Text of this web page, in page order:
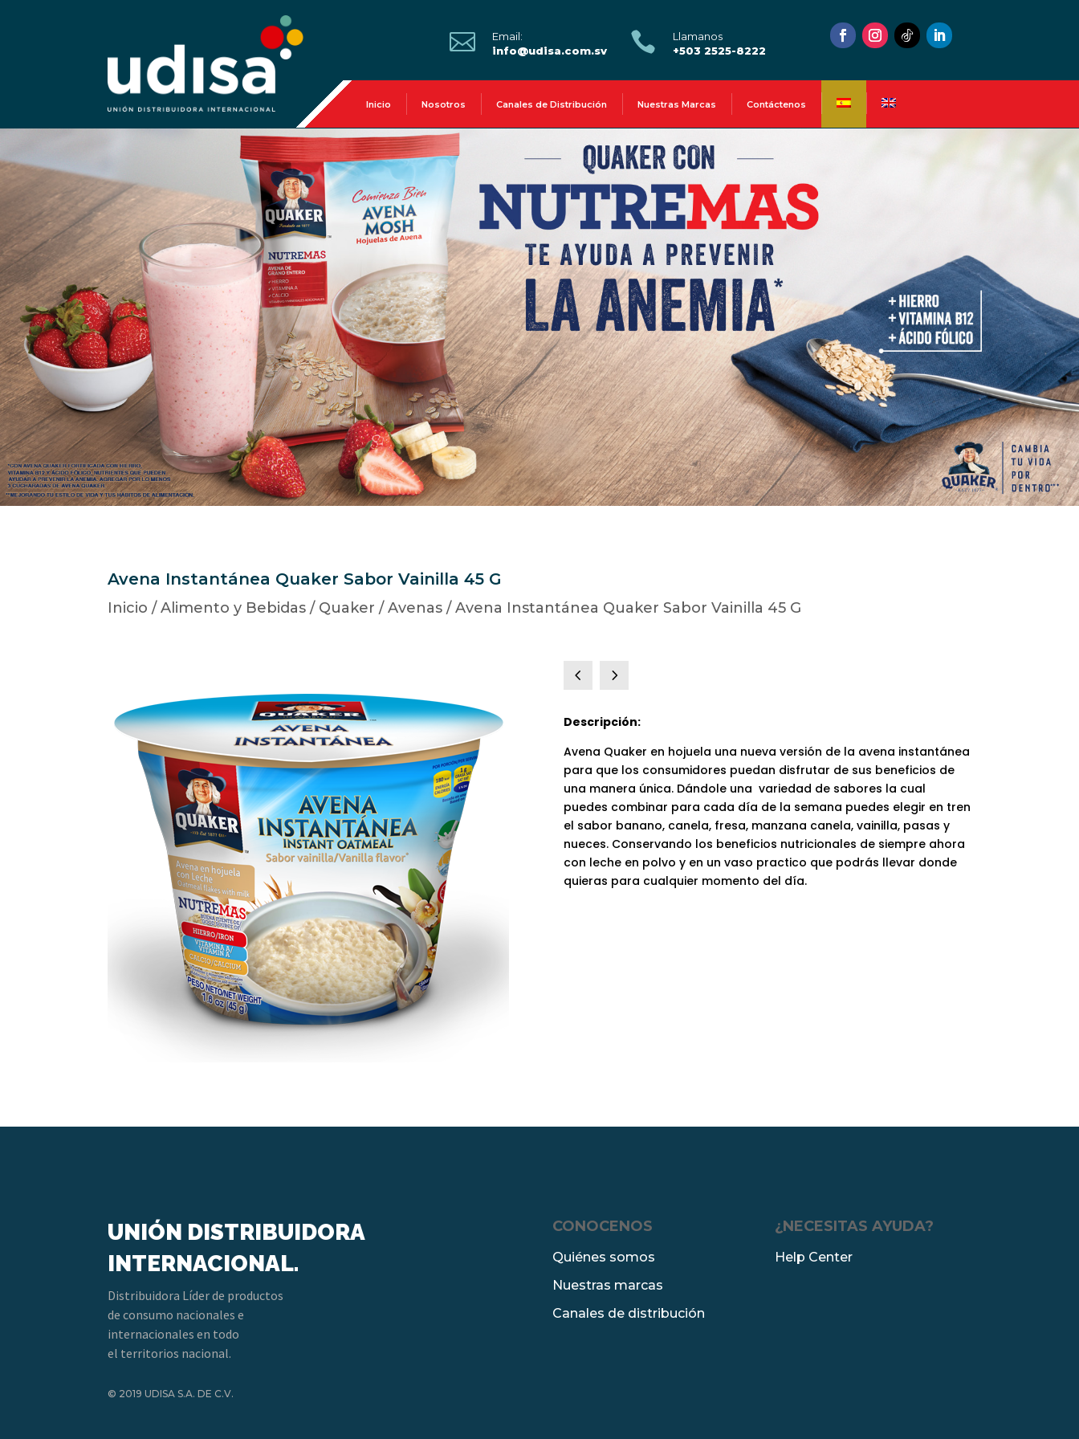

Email:
info@udisa.com.sv

Llamanos
+503 2525-8222
Inicio Nosotros Canales de Distribución Nuestras Marcas Contáctenos
Avena Instantánea Quaker Sabor Vainilla 45 G
Inicio /Alimento y Bebidas / Quaker /Avenas / Avena Instantánea Quaker Sabor Vainilla 45 G
4 5
Descripción:
Avena Quaker en hojuela una nueva versión de la avena instantánea
para que los consumidores puedan disfrutar de sus beneficios de
una manera única. Dándole una variedad de sabores la cual
puedes combinar para cada día de la semana puedes elegir en tren
el sabor banano, canela, fresa, manzana canela, vainilla, pasas y
nueces. Conservando los beneficios nutricionales de siempre ahora
con leche en polvo y en un vaso practico que podrás llevar donde
quieras para cualquier momento del día.
UNIÓN DISTRIBUIDORA
INTERNACIONAL.
Distribuidora Líder de productos
de consumo nacionales e
internacionales en todo
el territorios nacional.
© 2019 UDISA S.A. DE C.V.
CONOCENOS
Quiénes somos
Nuestras marcas
Canales de distribución
¿NECESITAS AYUDA?
Help Center